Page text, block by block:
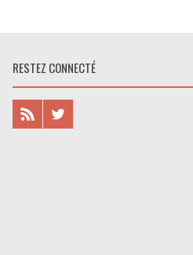
RESTEZ CONNECTÉ